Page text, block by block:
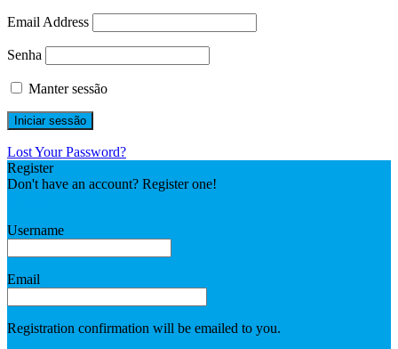
Email Address
Senha
Manter sessão
Lost Your Password?
Register
Don't have an account? Register one!
Username
Email
Registration confirmation will be emailed to you.